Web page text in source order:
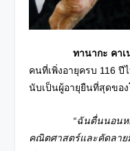
ทานากะ คาเ
คนที่เพิ่งอายุครบ 116 ปี
นับเป็นผู้อายุยืนที่สุดขอ
“ฉันตื่นนอนห
คณิตศาสตร์และคัดลาย